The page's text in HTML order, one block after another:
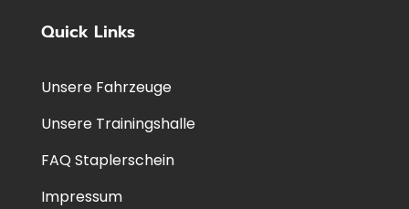
Quick Links
Unsere Fahrzeuge
Unsere Trainingshalle
FAQ Staplerschein
Impressum